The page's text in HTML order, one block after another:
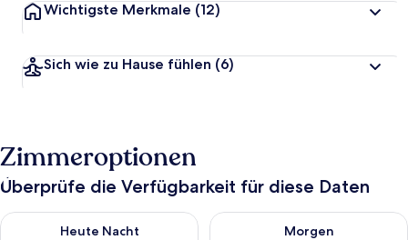
Wichtigste Merkmale (12)
Sich wie zu Hause fühlen (6)
Zimmeroptionen
Überprüfe die Verfügbarkeit für diese Daten
Heute Nacht
Überprüfe die Verfügbarkeit für heute Nacht, Aug. 7 - Aug. 8.
Morgen
Überprüfe die Verfügbarkeit